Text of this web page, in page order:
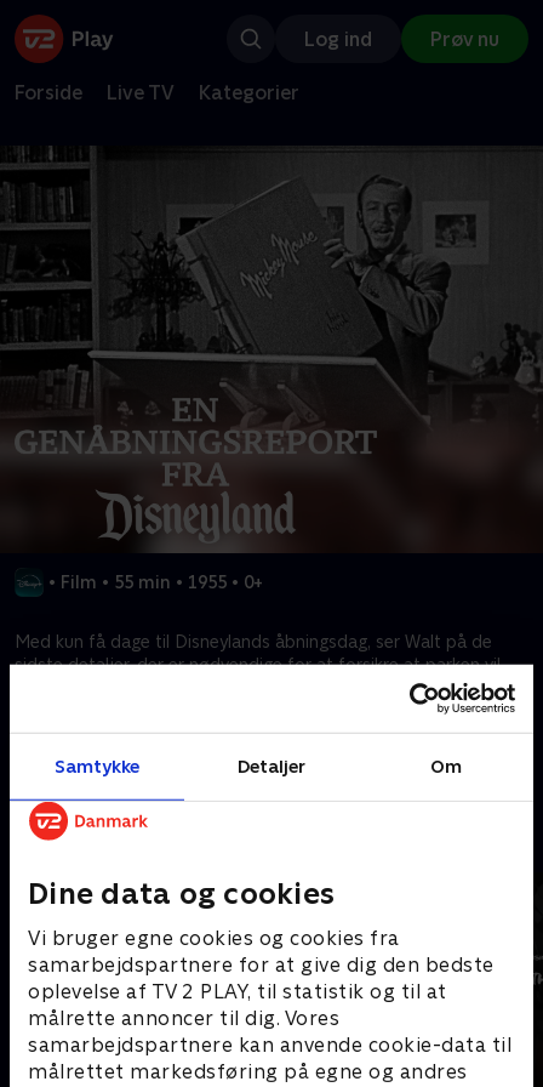
Samtykke Detaljer Om
Dine data og cookies
Vi bruger egne cookies og cookies fra
samarbejdspartnere for at give dig den bedste
oplevelse af TV 2 PLAY, til statistik og til at
målrette annoncer til dig. Vores
samarbejdspartnere kan anvende cookie-data til
målrettet markedsføring på egne og andres
Log ind Prøv nu
Forside Live TV Kategorier
• Film • 55 min • 1955 • 0+
Med kun få dage til Disneylands åbningsdag, ser Walt på de
sidste detaljer, der er nødvendige for at forsikre at parken vil
Kræver tilkøb
Mere indhold fra Disney+